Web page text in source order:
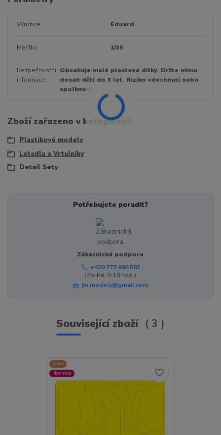
Výrobce Eduard
Měřítko 1/35
Bezpečnostní
informace
Obsahuje malé plastové dílky. Držte mimo
dosah dětí do 3 let. Riziko vdechnutí nebo
spolknutí!
Zboží zařazeno v kategoriích
Plastikové modely
Letadla a Vrtulníky
Detail Sety
Potřebujete poradit?
Zákaznická podpora
+420 773 998 582
(Po-Pá, 8-18 hod.)
jm.modely@gmail.com
Související zboží 3
Akce
Novinka